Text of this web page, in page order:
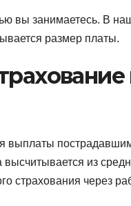
вы занимаетесь. В
размер платы.
выплаты
высчитывается из
страхования через